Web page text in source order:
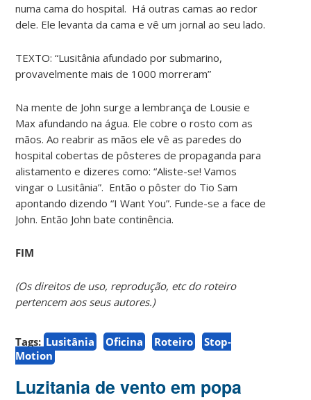
numa cama do hospital. Há outras camas ao redor
dele. Ele levanta da cama e vê um jornal ao seu lado.
TEXTO: “Lusitânia afundado por submarino,
provavelmente mais de 1000 morreram”
Na mente de John surge a lembrança de Lousie e
Max afundando na água. Ele cobre o rosto com as
mãos. Ao reabrir as mãos ele vê as paredes do
hospital cobertas de pôsteres de propaganda para
alistamento e dizeres como: “Aliste-se! Vamos
vingar o Lusitânia”. Então o pôster do Tio Sam
apontando dizendo “I Want You”. Funde-se a face de
John. Então John bate continência.
FIM
(Os direitos de uso, reprodução, etc do roteiro
pertencem aos seus autores.)
Tags: Lusitânia Oficina Roteiro
Stop-
Motion
Luzitania de vento em popa